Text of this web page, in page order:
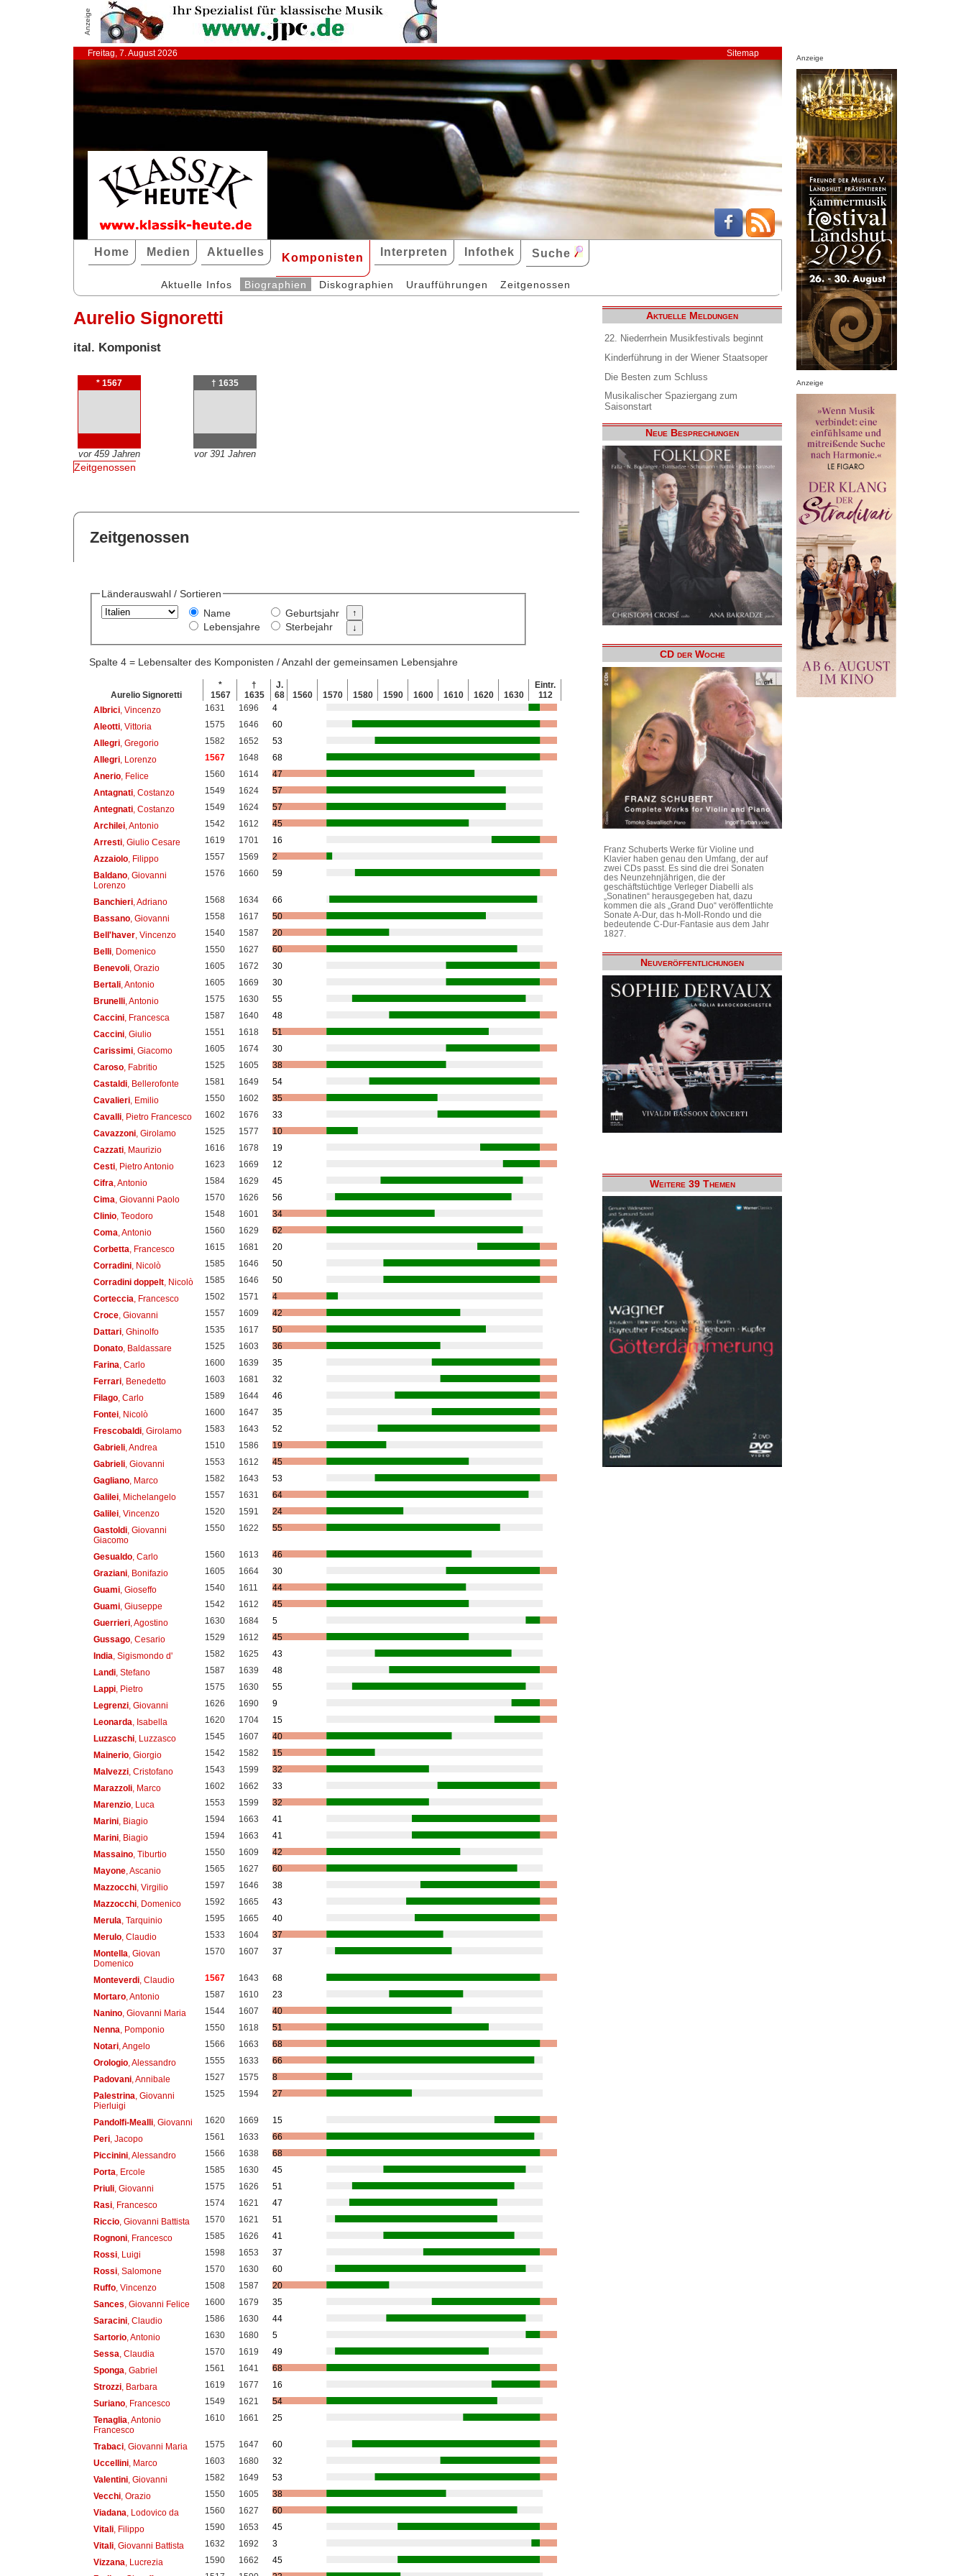
Anzeige
Freitag, 7. August 2026 Sitemap
Home Medien Aktuelles Komponisten Interpreten Infothek Suche
Aktuelle Infos Biographien Diskographien Uraufführungen Zeitgenossen
Aurelio Signoretti
ital. Komponist
* 1567
vor 459 Jahren
† 1635
vor 391 Jahren
Zeitgenossen
Zeitgenossen
Länderauswahl / Sortieren
Name
Lebensjahre
Geburtsjahr
Sterbejahr
Spalte 4 = Lebensalter des Komponisten / Anzahl der gemeinsamen Lebensjahre
Aurelio Signoretti
*
1567
†
1635
J.
68
1560 1570 1580 1590 1600 1610 1620 1630
Eintr.
112
Albrici, Vincenzo 1631 1696
4
Aleotti, Vittoria 1575 1646
60
Allegri, Gregorio 1582 1652
53
Allegri, Lorenzo 1567 1648
68
Anerio, Felice 1560 1614
47
Antagnati, Costanzo 1549 1624
57
Antegnati, Costanzo 1549 1624
57
Archilei, Antonio 1542 1612
45
Arresti, Giulio Cesare 1619 1701
16
Azzaiolo, Filippo 1557 1569
2
Baldano, Giovanni
Lorenzo
1576 1660 59
Banchieri, Adriano 1568 1634
66
Bassano, Giovanni 1558 1617
50
Bell'haver, Vincenzo 1540 1587
20
Belli, Domenico 1550 1627
60
Benevoli, Orazio 1605 1672
30
Bertali, Antonio 1605 1669
30
Brunelli, Antonio 1575 1630
55
Caccini, Francesca 1587 1640
48
Caccini, Giulio 1551 1618
51
Carissimi, Giacomo 1605 1674
30
Caroso, Fabritio 1525 1605
38
Castaldi, Bellerofonte 1581 1649
54
Cavalieri, Emilio 1550 1602
35
Cavalli, Pietro Francesco 1602 1676
33
Cavazzoni, Girolamo 1525 1577
10
Cazzati, Maurizio 1616 1678
19
Cesti, Pietro Antonio 1623 1669
12
Cifra , Antonio 1584 1629
45
Cima , Giovanni Paolo 1570 1626
56
Clinio, Teodoro 1548 1601
34
Coma , Antonio 1560 1629
62
Corbetta , Francesco 1615 1681
20
Corradini, Nicolò 1585 1646
50
Corradini doppelt, Nicolò 1585 1646
50
Corteccia , Francesco 1502 1571
4
Croce, Giovanni 1557 1609
42
Dattari, Ghinolfo 1535 1617
50
Donato, Baldassare 1525 1603
36
Farina , Carlo 1600 1639
35
Ferrari, Benedetto 1603 1681
32
Filago, Carlo 1589 1644
46
Fontei, Nicolò 1600 1647
35
Frescobaldi, Girolamo 1583 1643
52
Gabrieli, Andrea 1510 1586
19
Gabrieli, Giovanni 1553 1612
45
Gagliano, Marco 1582 1643
53
Galilei, Michelangelo 1557 1631
64
Galilei, Vincenzo 1520 1591
24
Gastoldi, Giovanni
Giacomo
1550 1622 55
Gesualdo, Carlo 1560 1613
46
Graziani, Bonifazio 1605 1664
30
Guami, Gioseffo 1540 1611
44
Guami, Giuseppe 1542 1612
45
Guerrieri, Agostino 1630 1684
5
Gussago, Cesario 1529 1612
45
India , Sigismondo d' 1582 1625
43
Landi, Stefano 1587 1639
48
Lappi, Pietro 1575 1630
55
Legrenzi, Giovanni 1626 1690
9
Leonarda , Isabella 1620 1704
15
Luzzaschi, Luzzasco 1545 1607
40
Mainerio, Giorgio 1542 1582
15
Malvezzi, Cristofano 1543 1599
32
Marazzoli, Marco 1602 1662
33
Marenzio, Luca 1553 1599
32
Marini, Biagio 1594 1663
41
Marini, Biagio 1594 1663
41
Massaino, Tiburtio 1550 1609
42
Mayone, Ascanio 1565 1627
60
Mazzocchi, Virgilio 1597 1646
38
Mazzocchi, Domenico 1592 1665
43
Merula , Tarquinio 1595 1665
40
Merulo, Claudio 1533 1604
37
Montella , Giovan
Domenico
1570 1607 37
Monteverdi, Claudio 1567 1643
68
Mortaro, Antonio 1587 1610
23
Nanino, Giovanni Maria 1544 1607
40
Nenna , Pomponio 1550 1618
51
Notari, Angelo 1566 1663
68
Orologio, Alessandro 1555 1633
66
Padovani, Annibale 1527 1575
8
Palestrina , Giovanni
Pierluigi
1525 1594 27
Pandolfi-Mealli, Giovanni 1620 1669
15
Peri, Jacopo 1561 1633
66
Piccinini, Alessandro 1566 1638
68
Porta , Ercole 1585 1630
45
Priuli, Giovanni 1575 1626
51
Rasi, Francesco 1574 1621
47
Riccio, Giovanni Battista 1570 1621
51
Rognoni, Francesco 1585 1626
41
Rossi, Luigi 1598 1653
37
Rossi, Salomone 1570 1630
60
Ruffo, Vincenzo 1508 1587
20
Sances , Giovanni Felice 1600 1679
35
Saracini, Claudio 1586 1630
44
Sartorio, Antonio 1630 1680
5
Sessa , Claudia 1570 1619
49
Sponga , Gabriel 1561 1641
68
Strozzi, Barbara 1619 1677
16
Suriano, Francesco 1549 1621
54
Tenaglia , Antonio
Francesco
1610 1661 25
Trabaci, Giovanni Maria 1575 1647
60
Uccellini, Marco 1603 1680
32
Valentini, Giovanni 1582 1649
53
Vecchi, Orazio 1550 1605
38
Viadana , Lodovico da 1560 1627
60
Vitali, Filippo 1590 1653
45
Vitali, Giovanni Battista 1632 1692
3
Vizzana , Lucrezia 1590 1662
45
Aktuelle Meldungen
22. Niederrhein Musikfestivals beginnt
Kinderführung in der Wiener Staatsoper
Die Besten zum Schluss
Musikalischer Spaziergang zum
Saisonstart
Neue Besprechungen
CD der Woche
Franz Schuberts Werke für Violine und
Klavier haben genau den Umfang, der auf
zwei CDs passt. Es sind die drei Sonaten
des Neunzehnjährigen, die der
geschäftstüchtige Verleger Diabelli als
„Sonatinen“ herausgegeben hat, dazu
kommen die als „Grand Duo“ veröffentlichte
Sonate A-Dur, das h-Moll-Rondo und die
bedeutende C-Dur-Fantasie aus dem Jahr
1827.
Neuveröffentlichungen
Weitere 39 Themen
Anzeige
Anzeige